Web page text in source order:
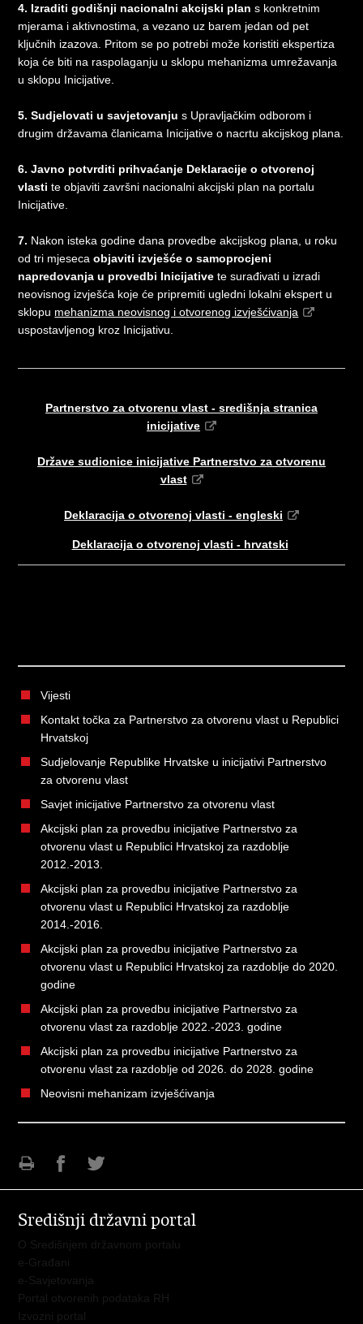
4. Izraditi godišnji nacionalni akcijski plan s konkretnim
mjerama i aktivnostima, a vezano uz barem jedan od pet
ključnih izazova. Pritom se po potrebi može koristiti ekspertiza
koja će biti na raspolaganju u sklopu mehanizma umrežavanja
u sklopu Inicijative.
5. Sudjelovati u savjetovanju s Upravljačkim odborom i
drugim državama članicama Inicijative o nacrtu akcijskog plana.
6. Javno potvrditi prihvaćanje Deklaracije o otvorenoj
vlasti te objaviti završni nacionalni akcijski plan na portalu
Inicijative.
7. Nakon isteka godine dana provedbe akcijskog plana, u roku
od tri mjesecaobjaviti izvješće o samoprocjeni
napredovanja u provedbi Inicijative te surađivati u izradi
neovisnog izvješća koje će pripremiti ugledni lokalni ekspert u
sklopu mehanizma neovisnog i otvorenog izvješćivanja
uspostavljenog kroz Inicijativu.
Partnerstvo za otvorenu vlast - središnja stranica
inicijative
Države sudionice inicijative Partnerstvo za otvorenu
vlast
Deklaracija o otvorenoj vlasti - engleski
Deklaracija o otvorenoj vlasti - hrvatski
Vijesti
Kontakt točka za Partnerstvo za otvorenu vlast u Republici
Hrvatskoj
Sudjelovanje Republike Hrvatske u inicijativi Partnerstvo
za otvorenu vlast
Savjet inicijative Partnerstvo za otvorenu vlast
Akcijski plan za provedbu inicijative Partnerstvo za
otvorenu vlast u Republici Hrvatskoj za razdoblje
2012.-2013.
Akcijski plan za provedbu inicijative Partnerstvo za
otvorenu vlast u Republici Hrvatskoj za razdoblje
2014.-2016.
Akcijski plan za provedbu inicijative Partnerstvo za
otvorenu vlast u Republici Hrvatskoj za razdoblje do 2020.
godine
Akcijski plan za provedbu inicijative Partnerstvo za
otvorenu vlast za razdoblje 2022.-2023. godine
Akcijski plan za provedbu inicijative Partnerstvo za
otvorenu vlast za razdoblje od 2026. do 2028. godine
Neovisni mehanizam izvješćivanja
FacebookuTwitteru
Središnji državni portal
O Središnjem državnom portalu
e-Građani
e-Savjetovanja
Portal otvorenih podataka RH
Izvozni portal